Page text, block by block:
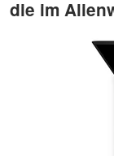
die im